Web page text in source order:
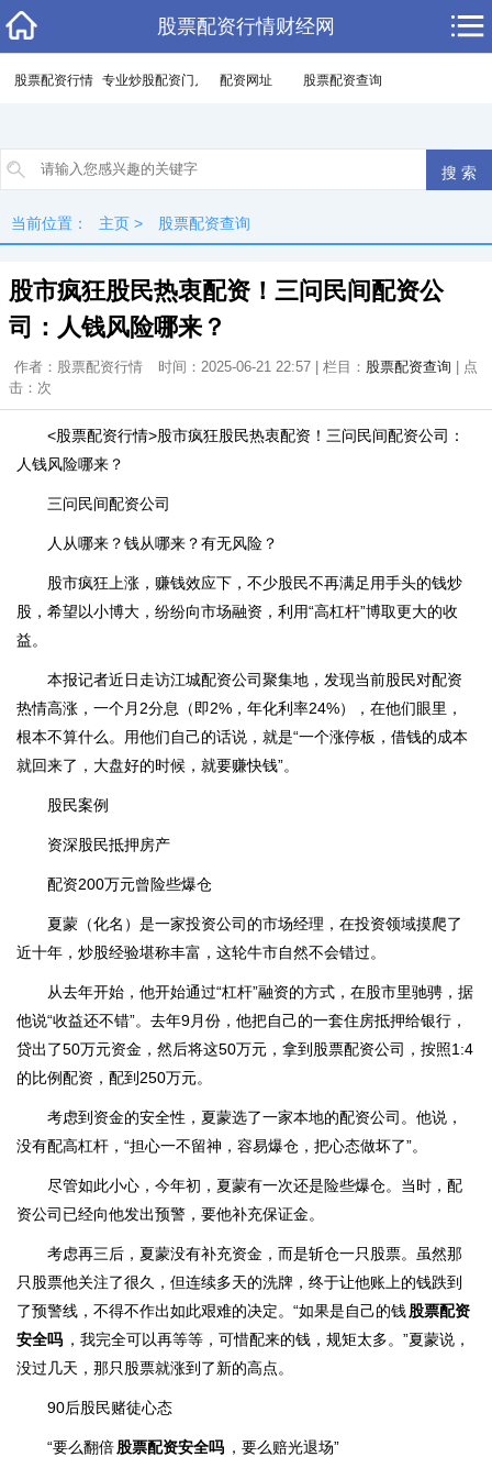
股票配资行情财经网
股票配资行情 专业炒股配资门户 配资网址 股票配资查询
当前位置： 主页 > 股票配资查询
股市疯狂股民热衷配资！三问民间配资公
司：人钱风险哪来？
作者：股票配资行情 时间：2025-06-21 22:57 | 栏目： 股票配资查询 | 点
击： 次
<股票配资行情>股市疯狂股民热衷配资！三问民间配资公司：
人钱风险哪来？
三问民间配资公司
人从哪来？钱从哪来？有无风险？
股市疯狂上涨，赚钱效应下，不少股民不再满足用手头的钱炒
股，希望以小博大，纷纷向市场融资，利用“高杠杆”博取更大的收
益。
本报记者近日走访江城配资公司聚集地，发现当前股民对配资
热情高涨，一个月2分息（即2%，年化利率24%），在他们眼里，
根本不算什么。用他们自己的话说，就是“一个涨停板，借钱的成本
就回来了，大盘好的时候，就要赚快钱”。
股民案例
资深股民抵押房产
配资200万元曾险些爆仓
夏蒙（化名）是一家投资公司的市场经理，在投资领域摸爬了
近十年，炒股经验堪称丰富，这轮牛市自然不会错过。
从去年开始，他开始通过“杠杆”融资的方式，在股市里驰骋，据
他说“收益还不错”。去年9月份，他把自己的一套住房抵押给银行，
贷出了50万元资金，然后将这50万元，拿到股票配资公司，按照1:4
的比例配资，配到250万元。
考虑到资金的安全性，夏蒙选了一家本地的配资公司。他说，
没有配高杠杆，“担心一不留神，容易爆仓，把心态做坏了”。
尽管如此小心，今年初，夏蒙有一次还是险些爆仓。当时，配
资公司已经向他发出预警，要他补充保证金。
考虑再三后，夏蒙没有补充资金，而是斩仓一只股票。虽然那
只股票他关注了很久，但连续多天的洗牌，终于让他账上的钱跌到
了预警线，不得不作出如此艰难的决定。“如果是自己的钱股票配资
安全吗 ，我完全可以再等等，可惜配来的钱，规矩太多。”夏蒙说，
没过几天，那只股票就涨到了新的高点。
90后股民赌徒心态
“要么翻倍股票配资安全吗 ，要么赔光退场”